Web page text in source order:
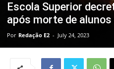
Escola Superior
após morte de
Por Redação E2 - July 24, 2023